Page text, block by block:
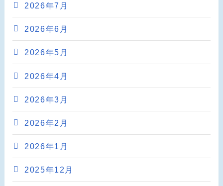
2026年7月
2026年6月
2026年5月
2026年4月
2026年3月
2026年2月
2026年1月
2025年12月